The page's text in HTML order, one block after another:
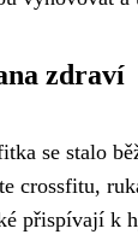
zdraví
se stalo
crossfitu,
přispívají k